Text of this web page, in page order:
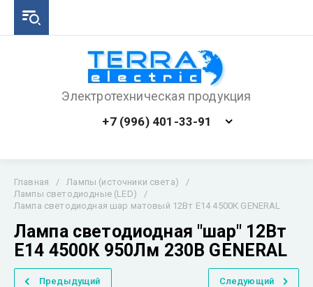
Электротехническая продукция
+7 (996) 401-33-91
Главная / Лампы (источники света)
/
Лампы светодиодные (LED)
/
Лампа светодиодная шар матовый 12Вт E14 4500К GENERAL
Лампа светодиодная "шар" 12Вт
E14 4500К 950Лм 230В GENERAL
Предыдущий Следующий